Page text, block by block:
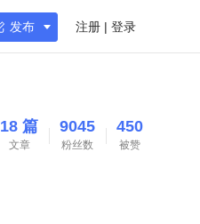
发布 注册 | 登录
18 篇
文章
9045
粉丝数
450
被赞